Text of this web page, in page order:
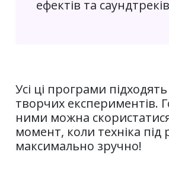
ефектів та
Усі ці програми
творчих експериментів.
ними можна
момент, коли техніка під
максимально зручно!